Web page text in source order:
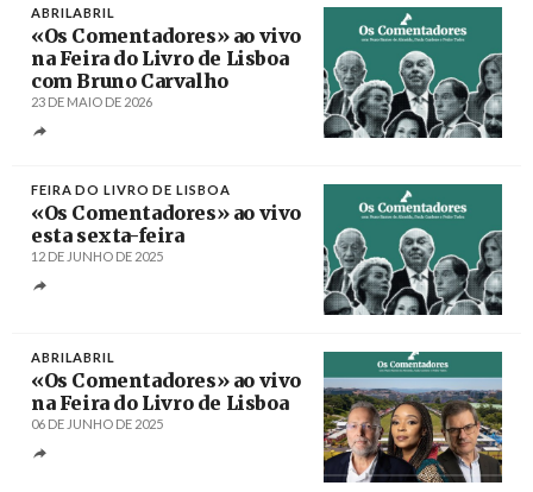
ABRILABRIL
«Os Comentadores» ao vivo
na Feira do Livro de Lisboa
com Bruno Carvalho
23 DE MAIO DE 2026
FEIRA DO LIVRO DE LISBOA
«Os Comentadores» ao vivo
esta sexta-feira
12 DE JUNHO DE 2025
ABRILABRIL
«Os Comentadores» ao vivo
na Feira do Livro de Lisboa
06 DE JUNHO DE 2025